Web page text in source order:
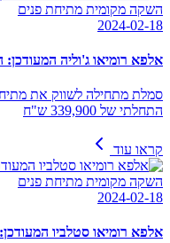
השקה מקומית מתיחת פנים
2024-02-18
אלפא רומיאו ג'וליה המעודכן: החל מ-
סמלת מתחילה לשווק את
התחלתי של 339,900 ש"ח
קראו עוד
השקה מקומית מתיחת פנים
2024-02-18
אלפא רומיאו סטלביו המעודכן: מחיר